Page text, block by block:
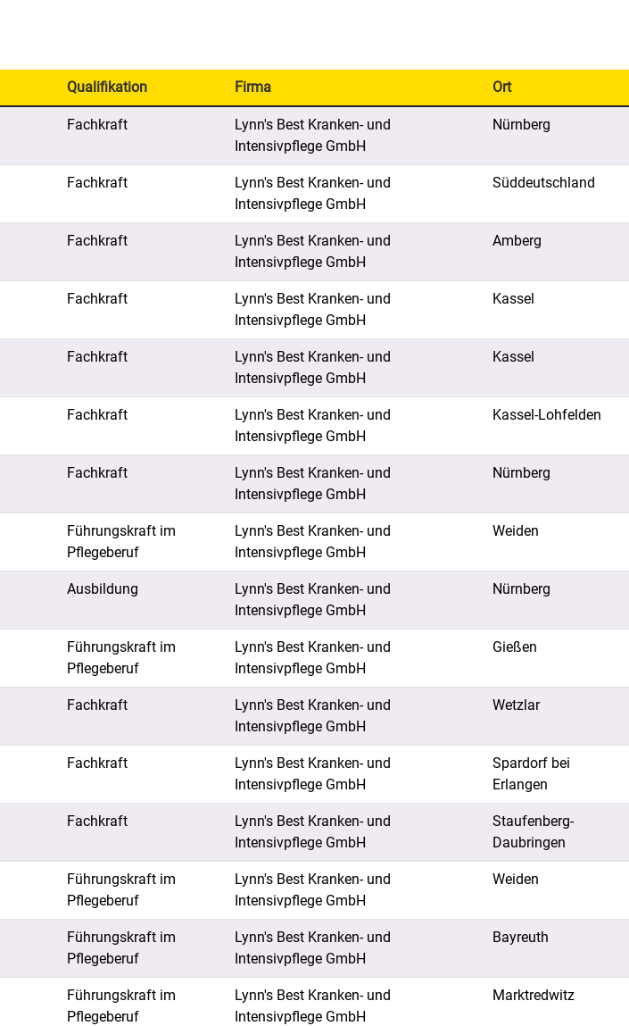
Qualifikation Firma Ort
Fachkraft
Lynn's Best Kranken- und
Intensivpflege GmbH
Nürnberg
Fachkraft
Lynn's Best Kranken- und
Intensivpflege GmbH
Süddeutschland
Fachkraft
Lynn's Best Kranken- und
Intensivpflege GmbH
Amberg
Fachkraft
Lynn's Best Kranken- und
Intensivpflege GmbH
Kassel
Fachkraft
Lynn's Best Kranken- und
Intensivpflege GmbH
Kassel
Fachkraft
Lynn's Best Kranken- und
Intensivpflege GmbH
Kassel-Lohfelden
Fachkraft
Lynn's Best Kranken- und
Intensivpflege GmbH
Nürnberg
Führungskraft im
Pflegeberuf
Lynn's Best Kranken- und
Intensivpflege GmbH
Weiden
Ausbildung
Lynn's Best Kranken- und
Intensivpflege GmbH
Nürnberg
Führungskraft im
Pflegeberuf
Lynn's Best Kranken- und
Intensivpflege GmbH
Gießen
Fachkraft
Lynn's Best Kranken- und
Intensivpflege GmbH
Wetzlar
Fachkraft
Lynn's Best Kranken- und
Intensivpflege GmbH
Spardorf bei
Erlangen
Fachkraft
Lynn's Best Kranken- und
Intensivpflege GmbH
Staufenberg-
Daubringen
Führungskraft im
Pflegeberuf
Lynn's Best Kranken- und
Intensivpflege GmbH
Weiden
Führungskraft im
Pflegeberuf
Lynn's Best Kranken- und
Intensivpflege GmbH
Bayreuth
Führungskraft im
Pflegeberuf
Lynn's Best Kranken- und
Intensivpflege GmbH
Marktredwitz